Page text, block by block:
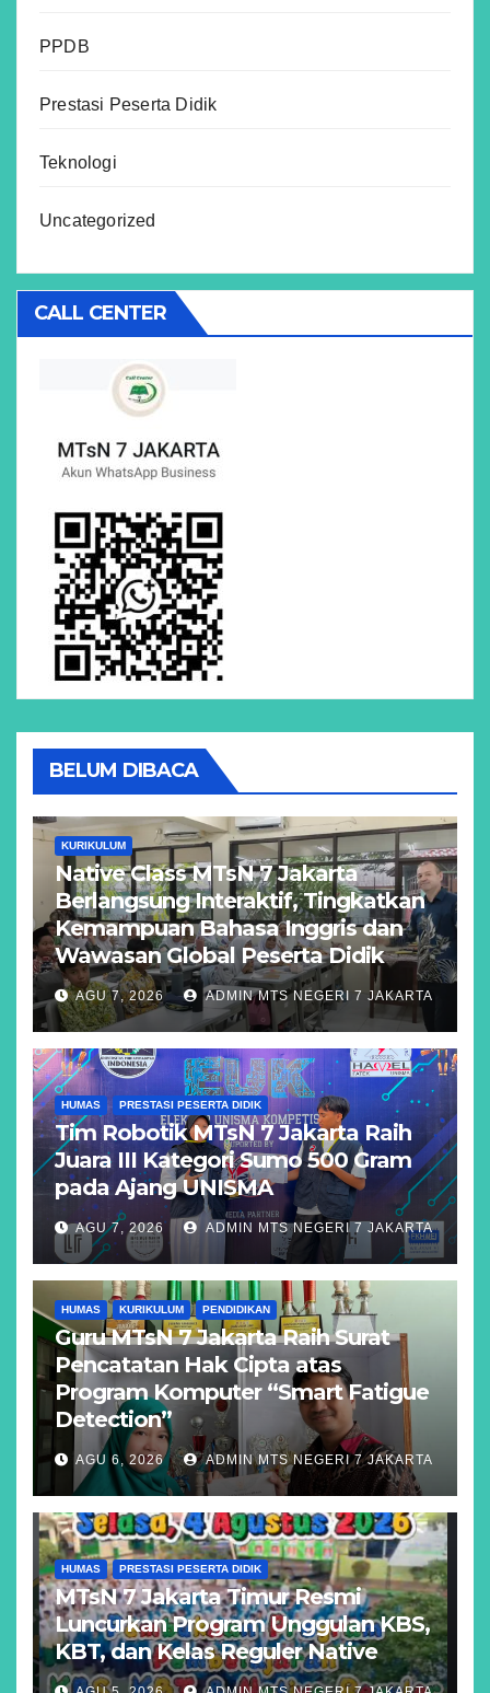
PPDB
Prestasi Peserta Didik
Teknologi
Uncategorized
CALL CENTER
BELUM DIBACA
KURIKULUM
Native Class MTsN 7 Jakarta
Berlangsung Interaktif, Tingkatkan
Kemampuan Bahasa Inggris dan
Wawasan Global Peserta Didik
AGU 7, 2026 ADMIN MTS NEGERI 7 JAKARTA
HUMAS PRESTASI PESERTA DIDIK
Tim Robotik MTsN 7 Jakarta Raih
Juara III Kategori Sumo 500 Gram
pada Ajang UNISMA
AGU 7, 2026 ADMIN MTS NEGERI 7 JAKARTA
HUMAS KURIKULUM PENDIDIKAN
Guru MTsN 7 Jakarta Raih Surat
Pencatatan Hak Cipta atas
Program Komputer “Smart Fatigue
Detection”
AGU 6, 2026 ADMIN MTS NEGERI 7 JAKARTA
HUMAS PRESTASI PESERTA DIDIK
MTsN 7 Jakarta Timur Resmi
Luncurkan Program Unggulan KBS,
KBT, dan Kelas Reguler Native